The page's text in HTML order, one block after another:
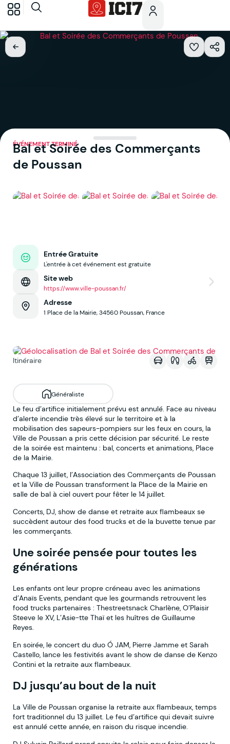
ÉVÉNEMENT TERMINÉ
Bal et Soirée des Commerçants
de Poussan
Entrée Gratuite
L'entrée à cet événement est gratuite
Site web
https://www.ville-poussan.fr/
Adresse
1 Place de la Mairie, 34560 Poussan, France
Itinéraire
Généraliste
Le feu d’artifice initialement prévu est annulé. Face au niveau
d’alerte incendie très élevé sur le territoire et à la
mobilisation des sapeurs-pompiers sur les feux en cours, la
Ville de Poussan a pris cette décision par sécurité. Le reste
de la soirée est maintenu : bal, concerts et animations, Place
de la Mairie.
Chaque 13 juillet, l’Association des Commerçants de Poussan
et la Ville de Poussan transforment la Place de la Mairie en
salle de bal à ciel ouvert pour fêter le 14 juillet.
Concerts, DJ, show de danse et retraite aux flambeaux se
succèdent autour des food trucks et de la buvette tenue par
les commerçants.
Une soirée pensée pour toutes les
générations
Les enfants ont leur propre créneau avec les animations
d’Anaïs Events, pendant que les gourmands retrouvent les
food trucks partenaires : Thestreetsnack Charlène, O’Plaisir
Steeve le XV, L’Asie-tte Thaï et les huîtres de Guillaume
Reyes.
En soirée, le concert du duo Ó JAM, Pierre Jamme et Sarah
Castello, lance les festivités avant le show de danse de Kenzo
Contini et la retraite aux flambeaux.
DJ jusqu’au bout de la nuit
La Ville de Poussan organise la retraite aux flambeaux, temps
fort traditionnel du 13 juillet. Le feu d’artifice qui devait suivre
est annulé cette année, en raison du risque incendie.